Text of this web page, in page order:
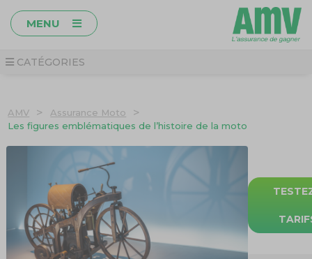
MENU
CATÉGORIES
AMV > Assurance Moto >
Les figures emblématiques de l’histoire de la moto